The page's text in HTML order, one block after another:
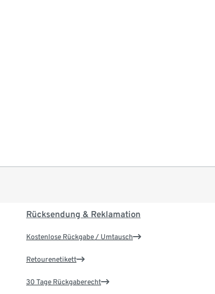
Rücksendung & Reklamation
Kostenlose Rückgabe / Umtausch
Retourenetikett
30 Tage Rückgaberecht